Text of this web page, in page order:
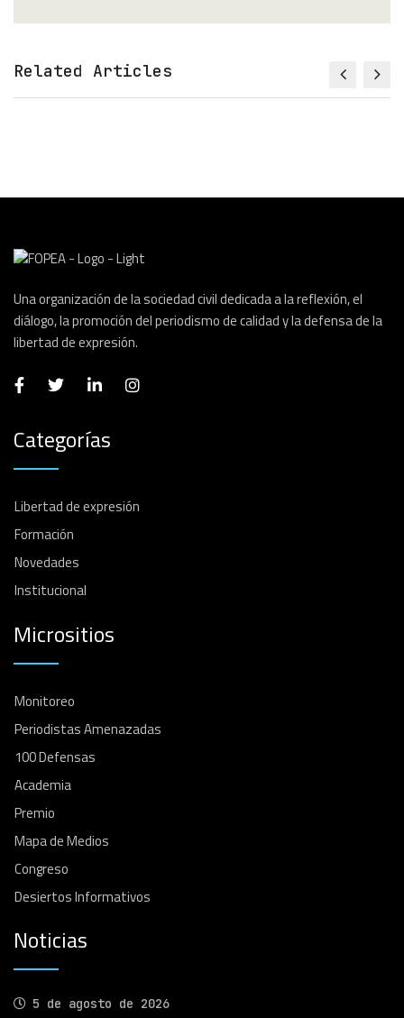
Related Articles
Una organización de la sociedad civil dedicada a la reflexión, el
diálogo, la promoción del periodismo de calidad y la defensa de la
libertad de expresión.
Categorías
Libertad de expresión
Formación
Novedades
Institucional
Micrositios
Monitoreo
Periodistas Amenazadas
100 Defensas
Academia
Premio
Mapa de Medios
Congreso
Desiertos Informativos
Noticias
5 de agosto de 2026